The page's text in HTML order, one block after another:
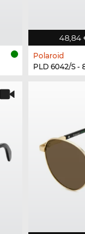
48,84
Polaroid
PLD 6042/S -